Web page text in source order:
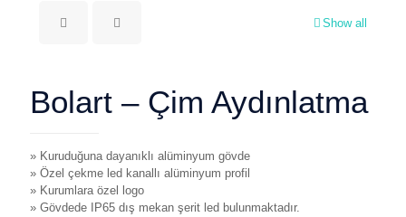
Show all
Bolart – Çim Aydınlatma
» Kuruduğuna dayanıklı alüminyum gövde
» Özel çekme led kanallı alüminyum profil
» Kurumlara özel logo
» Gövdede IP65 dış mekan şerit led bulunmaktadır.